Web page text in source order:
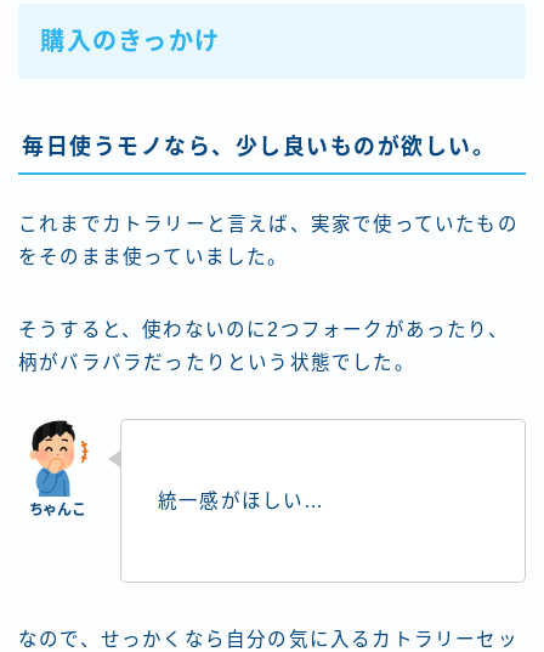
購入のきっかけ
毎日使うモノなら、少し良いものが欲しい。
これまでカトラリーと言えば、実家で使っていたもの
をそのまま使っていました。
そうすると、使わないのに2つフォークがあったり、
柄がバラバラだったりという状態でした。
統一感がほしい…
なので、せっかくなら自分の気に入るカトラリーセッ